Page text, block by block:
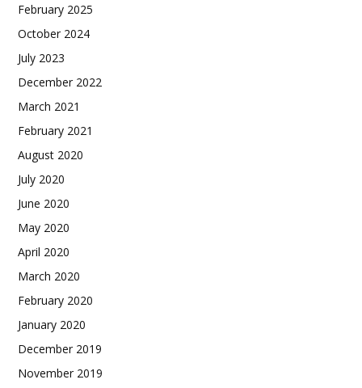
February 2025
October 2024
July 2023
December 2022
March 2021
February 2021
August 2020
July 2020
June 2020
May 2020
April 2020
March 2020
February 2020
January 2020
December 2019
November 2019